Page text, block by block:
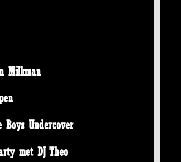
Milkman
Boys Undercover
met DJ Theo